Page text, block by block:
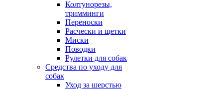
Колтунорезы,
тримминги
Переноски
Расчески и щетки
Миски
Поводки
Рулетки для собак
Средства по уходу для
собак
Уход за шерстью